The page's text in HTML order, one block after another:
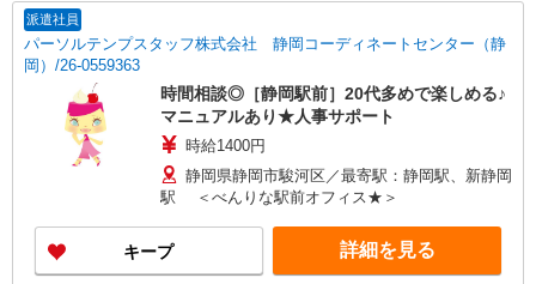
派遣社員
パーソルテンプスタッフ株式会社 静岡コーディネートセンター（静
岡）/26-0559363
時間相談◎［静岡駅前］20代多めで楽しめる♪
マニュアルあり★人事サポート
時給1400円
静岡県静岡市駿河区／最寄駅：静岡駅、新静岡
駅 ＜べんりな駅前オフィス★＞
キープ 詳細を見る